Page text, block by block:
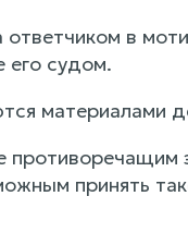
в
его судом.
материалами
принять